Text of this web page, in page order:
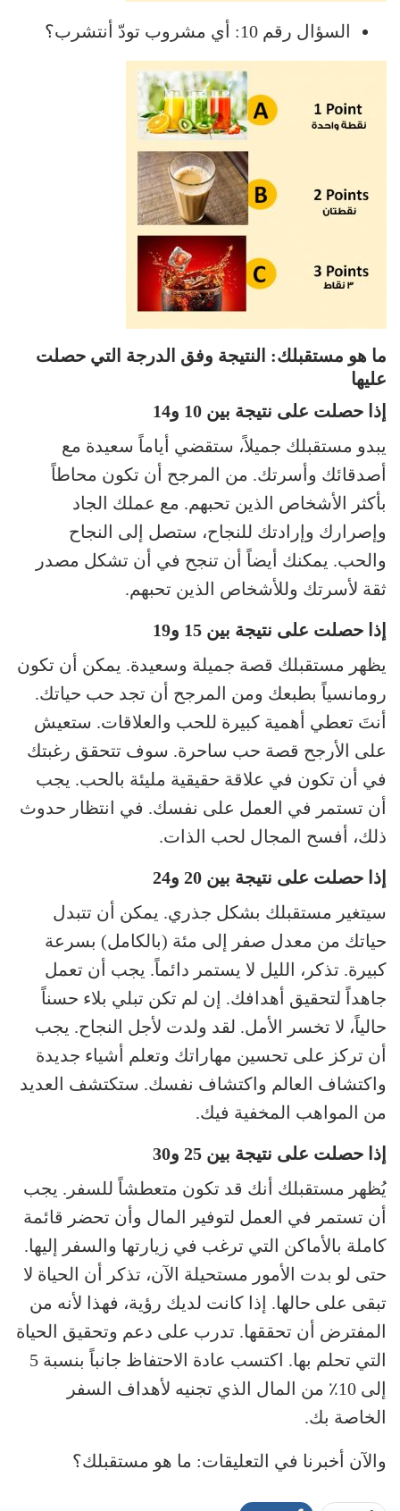
السؤال رقم 10: أي مشروب تودّ أنتشرب؟
ما هو مستقبلك: النتيجة وفق الدرجة التي حصلت
عليها
إذا حصلت على نتيجة بين 10 و14
يبدو مستقبلك جميلاً، ستقضي أياماً سعيدة مع
أصدقائك وأسرتك. من المرجح أن تكون محاطاً
بأكثر الأشخاص الذين تحبهم. مع عملك الجاد
وإصرارك وإرادتك للنجاح، ستصل إلى النجاح
والحب. يمكنك أيضاً أن تنجح في أن تشكل مصدر
ثقة لأسرتك وللأشخاص الذين تحبهم.
إذا حصلت على نتيجة بين 15 و19
يظهر مستقبلك قصة جميلة وسعيدة. يمكن أن تكون
رومانسياً بطبعك ومن المرجح أن تجد حب حياتك.
أنتَ تعطي أهمية كبيرة للحب والعلاقات. ستعيش
على الأرجح قصة حب ساحرة. سوف تتحقق رغبتك
في أن تكون في علاقة حقيقية مليئة بالحب. يجب
أن تستمر في العمل على نفسك. في انتظار حدوث
ذلك، أفسح المجال لحب الذات.
إذا حصلت على نتيجة بين 20 و24
سيتغير مستقبلك بشكل جذري. يمكن أن تتبدل
حياتك من معدل صفر إلى مئة (بالكامل) بسرعة
كبيرة. تذكر، الليل لا يستمر دائماً. يجب أن تعمل
جاهداً لتحقيق أهدافك. إن لم تكن تبلي بلاء حسناً
حالياً، لا تخسر الأمل. لقد ولدت لأجل النجاح. يجب
أن تركز على تحسين مهاراتك وتعلم أشياء جديدة
واكتشاف العالم واكتشاف نفسك. ستكتشف العديد
من المواهب المخفية فيك.
إذا حصلت على نتيجة بين 25 و30
يُظهر مستقبلك أنك قد تكون متعطشاً للسفر. يجب
أن تستمر في العمل لتوفير المال وأن تحضر قائمة
كاملة بالأماكن التي ترغب في زيارتها والسفر إليها.
حتى لو بدت الأمور مستحيلة الآن، تذكر أن الحياة لا
تبقى على حالها. إذا كانت لديك رؤية، فهذا لأنه من
المفترض أن تحققها. تدرب على دعم وتحقيق الحياة
التي تحلم بها. اكتسب عادة الاحتفاظ جانباً بنسبة 5
إلى 10٪ من المال الذي تجنيه لأهداف السفر
الخاصة بك.
والآن أخبرنا في التعليقات: ما هو مستقبلك؟